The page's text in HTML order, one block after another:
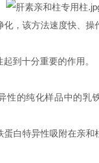
，该方法速度快、操
到十分重要的作用。
性的纯化样品中的乳
蛋白特异性吸附在亲和